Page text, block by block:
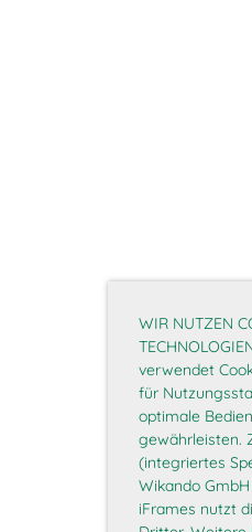
WIR NUTZEN
verwendet
für
optimale
gewährleisten.
(integriertes
Wikando
iFrames nutzt